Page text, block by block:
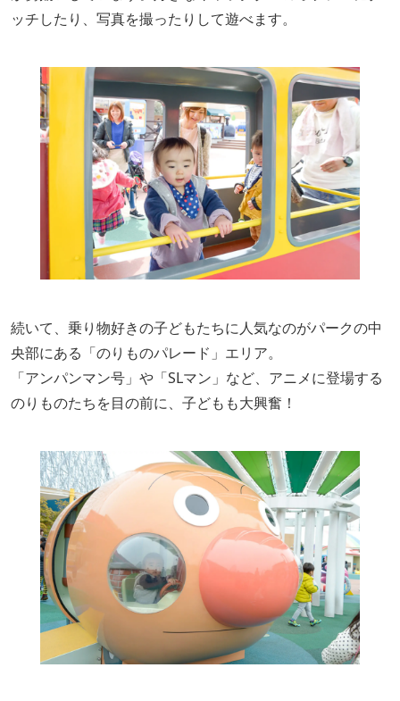
ッチしたり、写真を撮ったりして遊べます。
続いて、乗り物好きの子どもたちに人気なのがパークの中
央部にある「のりものパレード」エリア。
「アンパンマン号」や「SLマン」など、アニメに登場する
のりものたちを目の前に、子どもも大興奮！